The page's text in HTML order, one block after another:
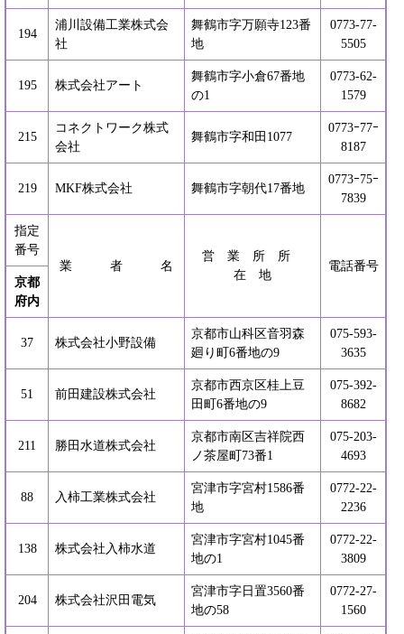
194
浦川設備工業株式会
社
舞鶴市字万願寺123番
地
0773-77-
5505
195 株式会社アート
舞鶴市字小倉67番地
の1
0773-62-
1579
215
コネクトワーク株式
会社
舞鶴市字和田1077
0773ｰ77ｰ
8187
219 MKF株式会社 舞鶴市字朝代17番地
0773ｰ75ｰ
7839
指定
番号
業 者 名
営 業 所 所
在 地
電話番号
京都
府内
37 株式会社小野設備
京都市山科区音羽森
廻り町6番地の9
075-593-
3635
51 前田建設株式会社
京都市西京区桂上豆
田町6番地の9
075-392-
8682
211 勝田水道株式会社
京都市南区吉祥院西
ノ茶屋町73番1
075-203-
4693
88 入柿工業株式会社
宮津市字宮村1586番
地
0772-22-
2236
138 株式会社入柿水道
宮津市字宮村1045番
地の1
0772-22-
3809
204 株式会社沢田電気
宮津市字日置3560番
地の58
0772-27-
1560